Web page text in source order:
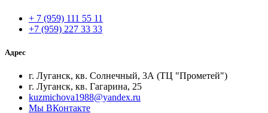
+ 7 (959) 111 55 11
+7 (959) 227 33 33
Адрес
г. Луганск, кв. Солнечный, 3А (ТЦ "Прометей")
г. Луганск, кв. Гагарина, 25
kuzmichova1988@yandex.ru
Мы ВКонтакте